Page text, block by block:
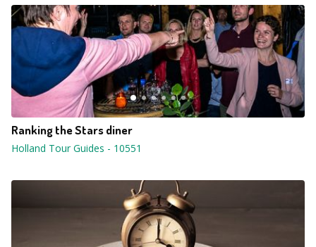
Ranking the Stars diner
Holland Tour Guides - 10551